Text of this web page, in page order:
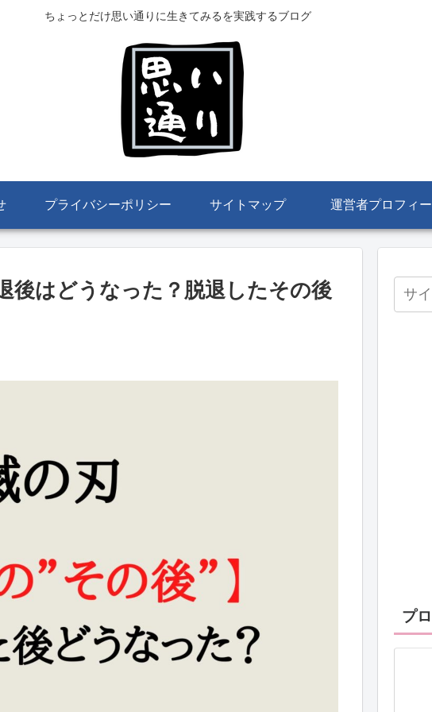
ちょっとだけ思い通りに生きてみるを実践するブログ
プライバシーポリシー サイトマップ 運営者プロフィ
後はどうなった？脱退したその後
プ